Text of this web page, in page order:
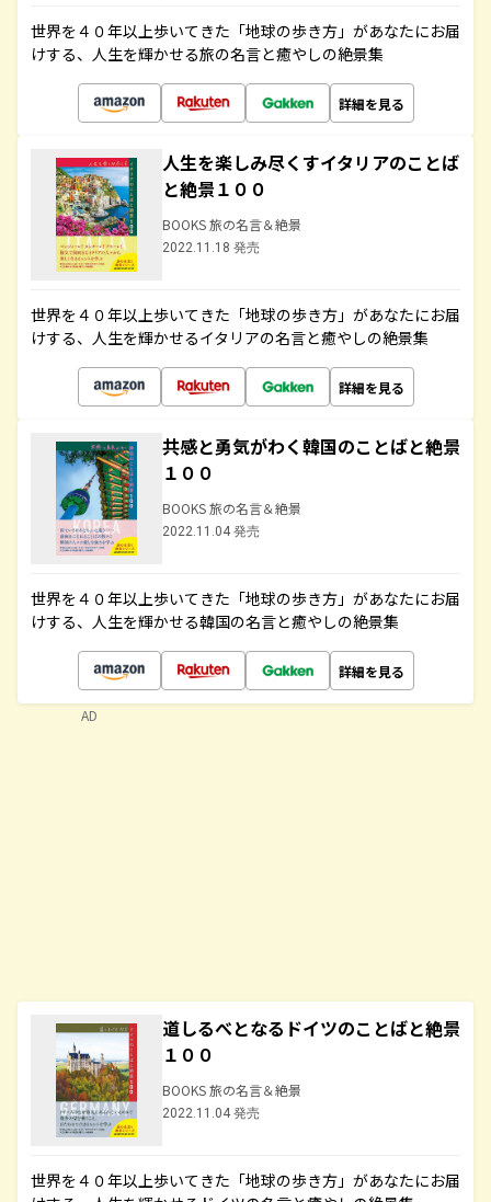
世界を４０年以上歩いてきた「地球の歩き方」があなたにお届
けする、人生を輝かせる旅の名言と癒やしの絶景集
詳細を見る
人生を楽しみ尽くすイタリアのことば
と絶景１００
BOOKS 旅の名言＆絶景
2022.11.18 発売
世界を４０年以上歩いてきた「地球の歩き方」があなたにお届
けする、人生を輝かせるイタリアの名言と癒やしの絶景集
詳細を見る
共感と勇気がわく韓国のことばと絶景
１００
BOOKS 旅の名言＆絶景
2022.11.04 発売
世界を４０年以上歩いてきた「地球の歩き方」があなたにお届
けする、人生を輝かせる韓国の名言と癒やしの絶景集
詳細を見る
道しるべとなるドイツのことばと絶景
１００
BOOKS 旅の名言＆絶景
2022.11.04 発売
世界を４０年以上歩いてきた「地球の歩き方」があなたにお届
AD